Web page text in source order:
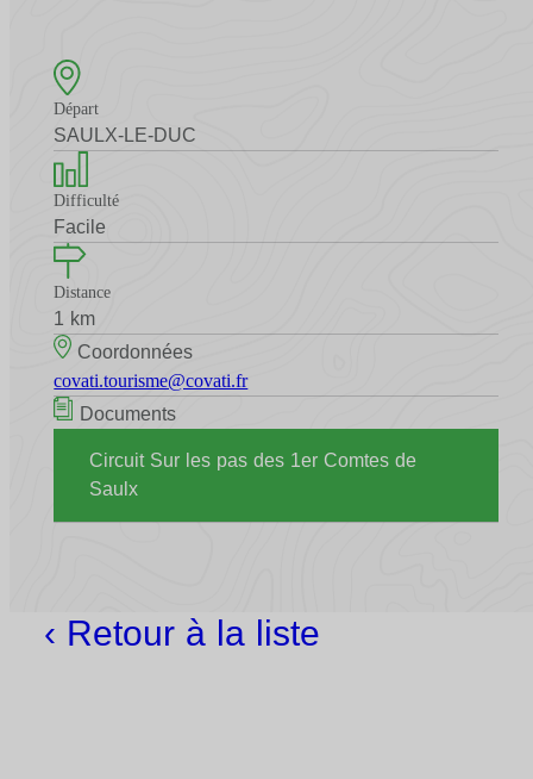
Départ
SAULX-LE-DUC
Difficulté
Facile
Distance
1 km
Coordonnées
covati.tourisme@covati.fr
Documents
Circuit Sur les pas des 1er Comtes de
Saulx
‹ Retour à la liste